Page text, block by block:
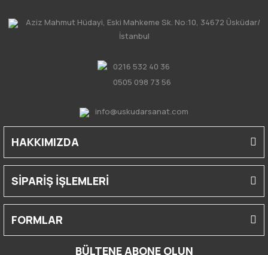
Aziz Mahmut Hüdayi, Eski Mahkeme Sk. No:10, 34672 Üsküdar/
İstanbul
0216 532 40 36
0505 098 73 56
info@uskudarsanat.com
HAKKIMIZDA
SİPARİŞ İŞLEMLERİ
FORMLAR
BÜLTENE ABONE OLUN